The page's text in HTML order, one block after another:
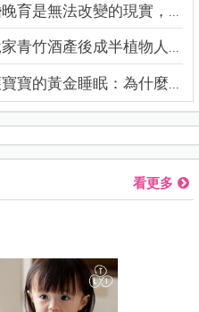
鐸獎名師陳宥妤：資優教育
育是無法改變的現實，...
青竹酒產後成半植物人...
寶的黃金睡眠：為什麼...
看更多